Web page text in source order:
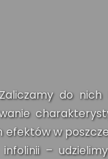
do
w
–